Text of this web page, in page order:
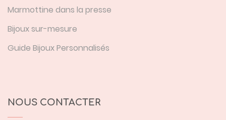
Marmottine dans la presse
Bijoux sur-mesure
Guide Bijoux Personnalisés
NOUS CONTACTER